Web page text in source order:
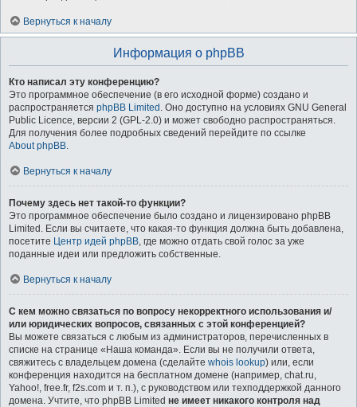
Вернуться к началу
Информация о phpBB
Кто написал эту конференцию?
Это программное обеспечение (в его исходной форме) создано и
распространяется phpBB Limited . Оно доступно на условиях GNU General
Public Licence, версии 2 (GPL-2.0) и может свободно распространяться.
Для получения более подробных сведений перейдите по ссылке
About phpBB.
Вернуться к началу
Почему здесь нет такой-то функции?
Это программное обеспечение было создано и лицензировано phpBB
Limited. Если вы считаете, что какая-то функция должна быть добавлена,
посетите Центр идей phpBB, где можно отдать свой голос за уже
поданные идеи или предложить собственные.
Вернуться к началу
С кем можно связаться по вопросу некорректного использования и/
или юридических вопросов, связанных с этой конференцией?
Вы можете связаться с любым из администраторов, перечисленных в
списке на странице «Наша команда». Если вы не получили ответа,
свяжитесь с владельцем домена (сделайте whois lookup) или, если
конференция находится на бесплатном домене (например, chat.ru,
Yahoo!, free.fr, f2s.com и т. п.), с руководством или техподдержкой данного
домена. Учтите, что phpBB Limited не имеет никакого контроля над